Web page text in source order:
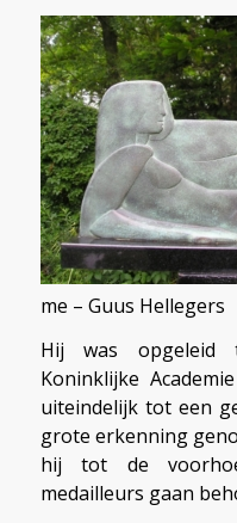
me – Guus Hellegers
Hij was opgeleid
Koninklijke
uiteindelijk tot een
grote erkenning
hij tot de
medailleurs gaan